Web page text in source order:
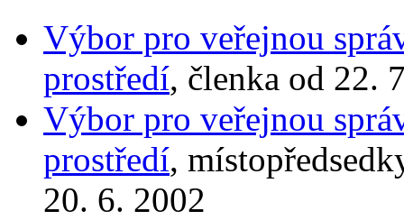
Výbor pro veřejnou
prostředí, členka od 22.
Výbor pro veřejnou
prostředí,
20. 6. 2002